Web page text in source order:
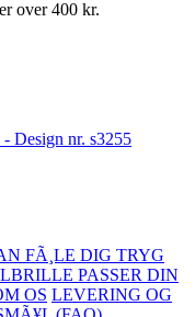
over 400 kr.
FÃ¸LE DIG TRYG
PASSER DIN
OS LEVERING OG